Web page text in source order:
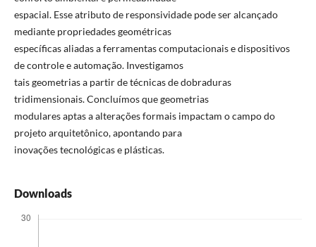
espacial. Esse atributo de responsividade pode ser alcançado
mediante propriedades geométricas
específicas aliadas a ferramentas computacionais e dispositivos
de controle e automação. Investigamos
tais geometrias a partir de técnicas de dobraduras
tridimensionais. Concluímos que geometrias
modulares aptas a alterações formais impactam o campo do
projeto arquitetônico, apontando para
inovações tecnológicas e plásticas.
Downloads